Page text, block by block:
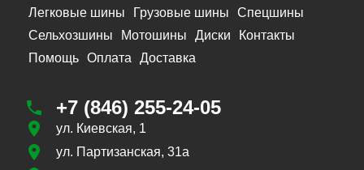
Легковые шины Грузовые шины
Спецшины
Сельхозшины
Мотошины Диски
Контакты
Помощь Оплата Доставка
+7 (846) 255-24-05
ул. Киевская, 1
ул. Партизанская, 31а